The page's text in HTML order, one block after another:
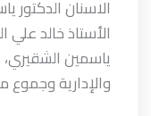
الاسنان الدكتور
الأستاذ خالد علي
ياسمين الشقيري،
والإدارية وجموع